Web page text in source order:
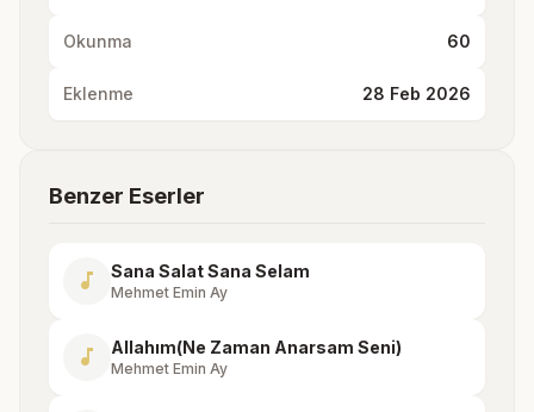
Okunma 60
Eklenme 28 Feb 2026
Benzer Eserler
music_note Sana Salat Sana Selam
Mehmet Emin Ay
music_note Allahım(Ne Zaman Anarsam Seni)
Mehmet Emin Ay